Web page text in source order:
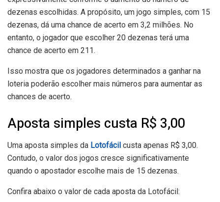
dezenas escolhidas. A propósito, um jogo simples, com 15
dezenas, dá uma chance de acerto em 3,2 milhões. No
entanto, o jogador que escolher 20 dezenas terá uma
chance de acerto em 211.
Isso mostra que os jogadores determinados a ganhar na
loteria poderão escolher mais números para aumentar as
chances de acerto.
Aposta simples custa R$ 3,00
Uma aposta simples da Lotofácil custa apenas R$ 3,00.
Contudo, o valor dos jogos cresce significativamente
quando o apostador escolhe mais de 15 dezenas.
Confira abaixo o valor de cada aposta da Lotofácil: